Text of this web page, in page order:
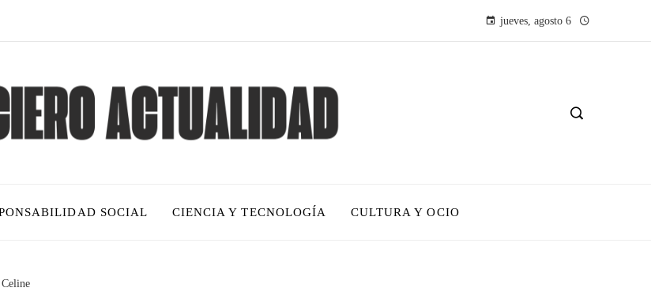
jueves, agosto 6
SOCIAL CIENCIA Y TECNOLOGÍA CULTURA Y OCIO